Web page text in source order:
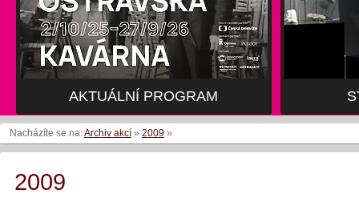
AKTUÁLNÍ PROGRAM
Nacházíte se na:Archiv akcí » 2009 »
2009